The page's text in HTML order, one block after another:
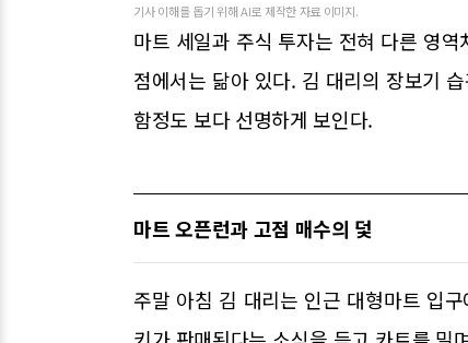
기사 이해를 돕기 위해 AI로 제작한 자료 이미지.
마트 세일과 주식 투자는 전혀 다른 영
점에서는 닮아 있다. 김 대리의 장보기
함정도 보다 선명하게 보인다.
마트 오픈런과 고점 매수의 덫
주말 아침 김 대리는 인근 대형마트 입